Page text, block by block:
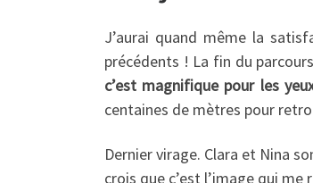
J’aurai quand même la
précédents ! La fin du
c’est magnifique pour les
centaines de mètres pour
Dernier virage. Clara et Nina
crois que c’est l’image qui